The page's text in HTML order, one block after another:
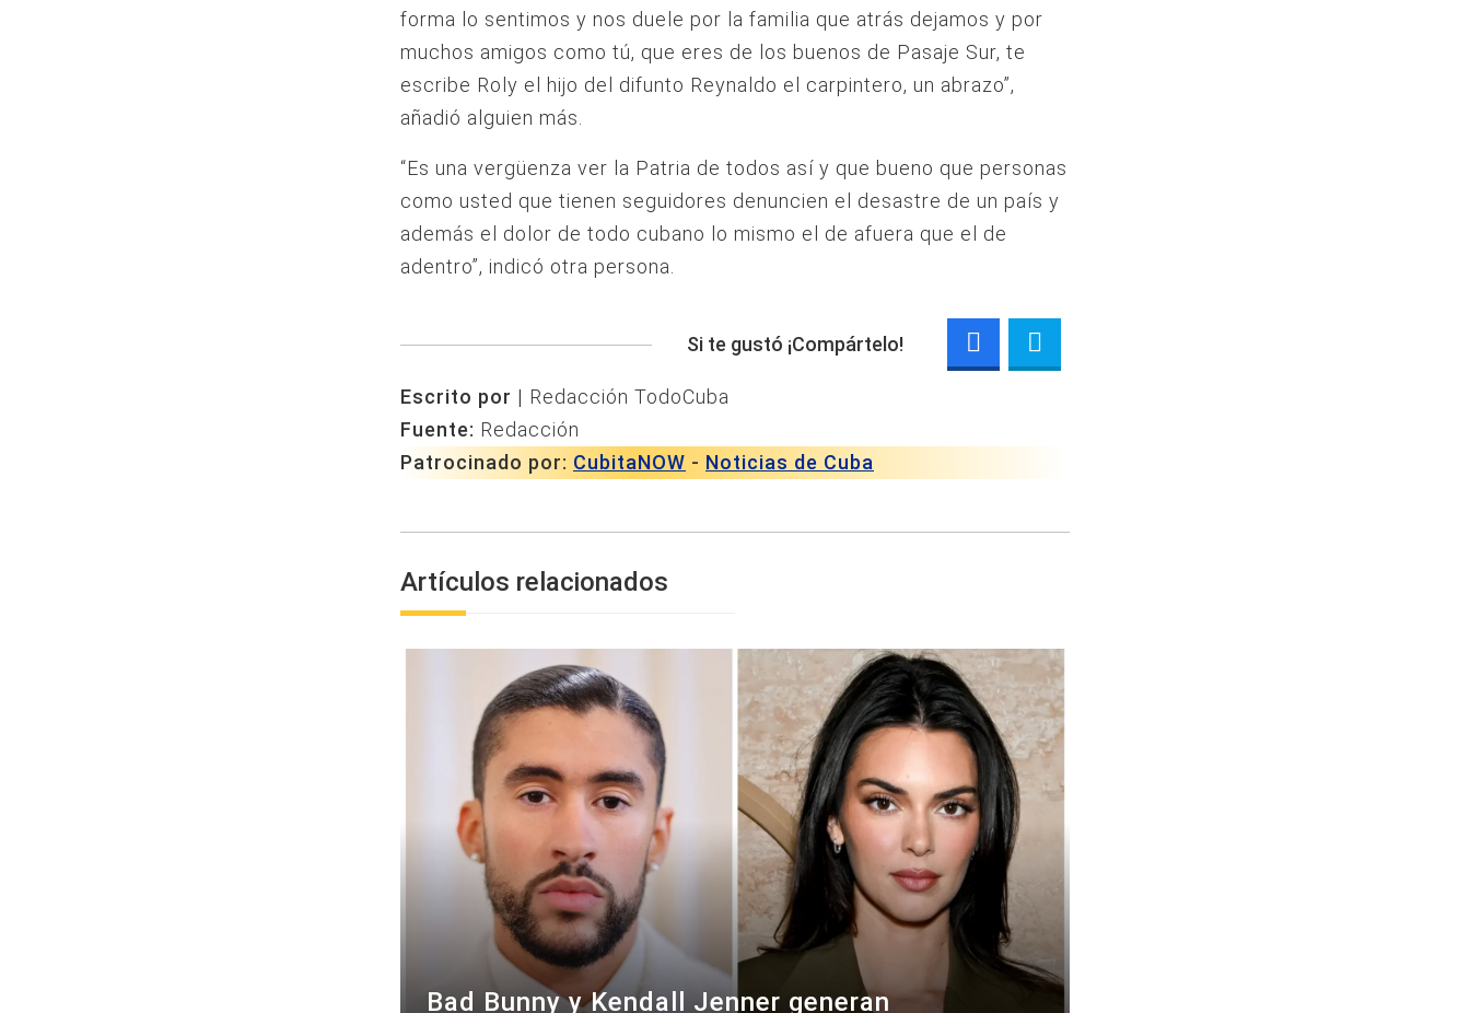
forma lo sentimos y nos duele por la familia que atrás dejamos y por
muchos amigos como tú, que eres de los buenos de Pasaje Sur, te
escribe Roly el hijo del difunto Reynaldo el carpintero, un abrazo”,
añadió alguien más.
“Es una vergüenza ver la Patria de todos así y que bueno que personas
como usted que tienen seguidores denuncien el desastre de un país y
además el dolor de todo cubano lo mismo el de afuera que el de
adentro”, indicó otra persona.
Si te gustó ¡Compártelo!
Escrito por | Redacción TodoCuba
Fuente: Redacción
Patrocinado por: CubitaNOW - Noticias de Cuba
Artículos relacionados
Bad Bunny y Kendall Jenner generan